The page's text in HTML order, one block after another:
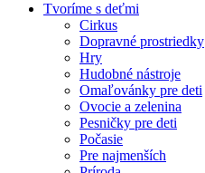
Tvoríme s deťmi
Cirkus
Dopravné prostriedky
Hry
Hudobné nástroje
Omaľovánky pre deti
Ovocie a zelenina
Pesničky pre deti
Počasie
Pre najmenších